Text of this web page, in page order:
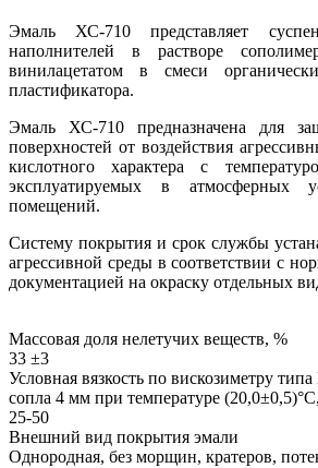
Эмаль ХС-710 представляет
наполнителей в растворе
винилацетатом в смеси
пластификатора.
Эмаль ХС-710 предназначена для
поверхностей от воздействия
кислотного характера с
эксплуатируемых в атмосферных
помещений.
Систему покрытия и срок службы
агрессивной среды в соответствии с
документацией на окраску отдельных
Массовая доля нелетучих веществ, %
33 ±3
Условная вязкость по вискозиметру
сопла 4 мм при температуре
25-50
Внешний вид покрытия эмали
Однородная, без морщин, кратеров,